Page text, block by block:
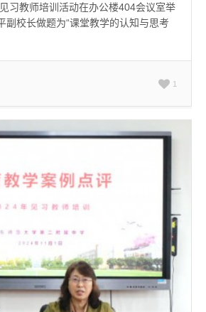
习教师培训活动在办公楼404会议室举
副校长做题为“课堂教学的认知与思考
1